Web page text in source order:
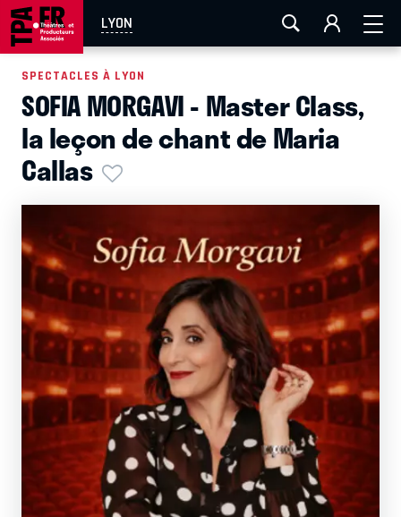
LYON
AIX-MARSEILLE LA ROCHELLE
EN TOURNÉE
SPECTACLES À LYON
SOFIA MORGAVI - Master Class,
la leçon de chant de Maria
Callas